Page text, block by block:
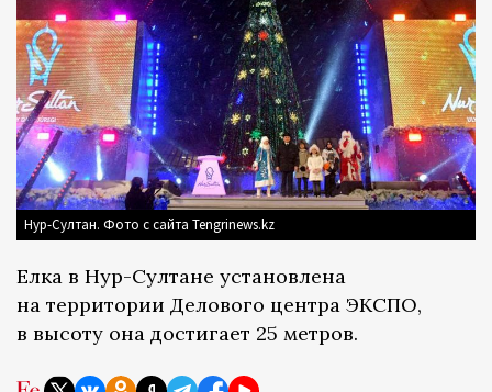
Нур-Султан. Фото с сайта Tengrinews.kz
Елка в Нур-Султане установлена
на территории Делового центра ЭКСПО,
в высоту она достигает 25 метров.